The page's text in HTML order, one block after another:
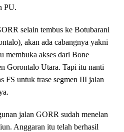
PU.
selain tembus ke Botubarani
akan ada cabangnya yakni
membuka akses dari Bone
Gorontalo Utara. Tapi itu nanti
FS untuk trase segmen III jalan
jalan GORR sudah menelan
Anggaran itu telah berhasil